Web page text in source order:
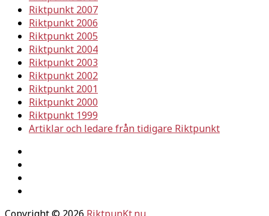
Riktpunkt 2007
Riktpunkt 2006
Riktpunkt 2005
Riktpunkt 2004
Riktpunkt 2003
Riktpunkt 2002
Riktpunkt 2001
Riktpunkt 2000
Riktpunkt 1999
Artiklar och ledare från tidigare Riktpunkt